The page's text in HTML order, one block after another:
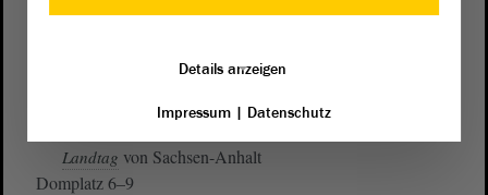
Landtag von Sachsen-Anhalt
Domplatz 6–9
Details anzeigen
Impressum| Datenschutz